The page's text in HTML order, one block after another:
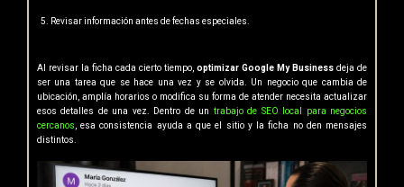
Revisar información antes de fechas especiales.
Al revisar la ficha cada cierto tiempo, optimizar Google My Business deja de
ser una tarea que se hace una vez y se olvida. Un negocio que cambia de
ubicación, amplía horarios o modifica su forma de atender necesita actualizar
esos detalles de una vez. Dentro de un trabajo de SEO local para negocios
cercanos, esa consistencia ayuda a que el sitio y la ficha no den mensajes
distintos.